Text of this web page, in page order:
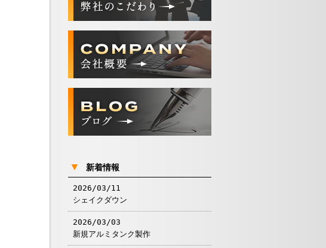
▼ 新着情報
2026/03/11
シェイクダウン
2026/03/03
新規アルミタンク製作